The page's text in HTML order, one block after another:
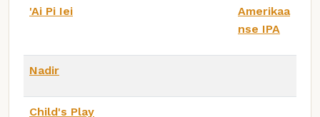
'Ai Pi Iei
Amerikaa
nse IPA
Nadir
Child's Play